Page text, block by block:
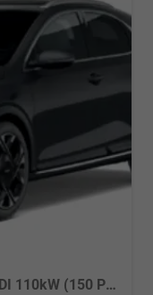
Edition MJ 2027 (Edition) 1.6 T-GDI 110kW (150 PS) 7-Gang DCT Automatikgetriebe